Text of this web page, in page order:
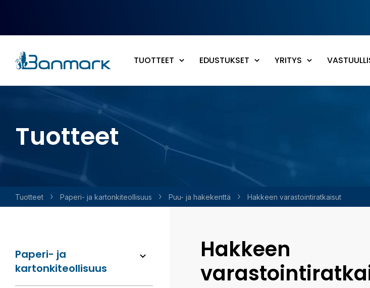
TUOTTEET EDUSTUKSET YRITYS
Tuotteet
Tuotteet Paperi- ja kartonkiteollisuus Puu- ja hakekenttä Hakkeen varastointiratkaisut
Paperi- ja
kartonkiteollisuus
Hakkeen